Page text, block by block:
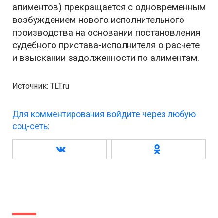
алиментов) прекращается с одновременным
возбуждением нового исполнительного
производства на основании постановления
судебного пристава-исполнителя о расчете
и взыскании задолженности по алиментам.
Источник: TLT.ru
Для комментирования войдите через любую
соц-сеть: